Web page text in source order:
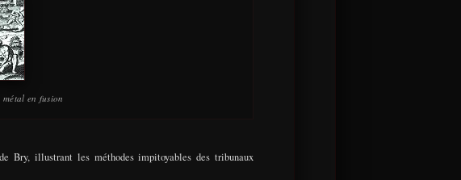
en fusion
Bry, illustrant les méthodes impitoyables des tribunaux